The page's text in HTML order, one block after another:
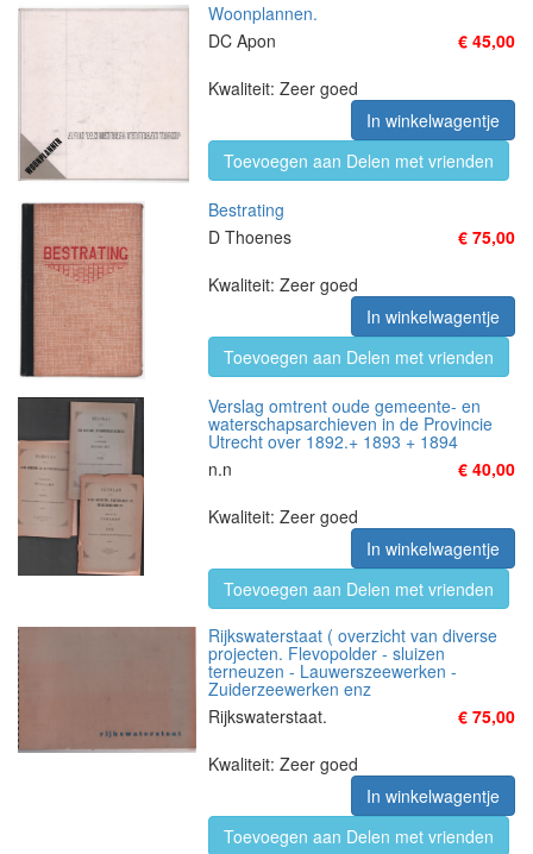
Woonplannen.
DC Apon
€ 45,00
Kwaliteit: Zeer goed
In winkelwagentje
Toevoegen aan Delen met vrienden
Bestrating
D Thoenes
€ 75,00
Kwaliteit: Zeer goed
In winkelwagentje
Toevoegen aan Delen met vrienden
Verslag omtrent oude gemeente- en
waterschapsarchieven in de Provincie
Utrecht over 1892.+ 1893 + 1894
n.n
€ 40,00
Kwaliteit: Zeer goed
In winkelwagentje
Toevoegen aan Delen met vrienden
Rijkswaterstaat ( overzicht van diverse
projecten. Flevopolder - sluizen
terneuzen - Lauwerszeewerken -
Zuiderzeewerken enz
Rijkswaterstaat.
€ 75,00
Kwaliteit: Zeer goed
In winkelwagentje
Toevoegen aan Delen met vrienden